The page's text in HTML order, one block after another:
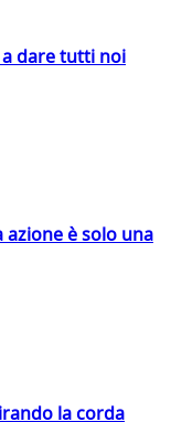
dare tutti noi
è solo una
la corda